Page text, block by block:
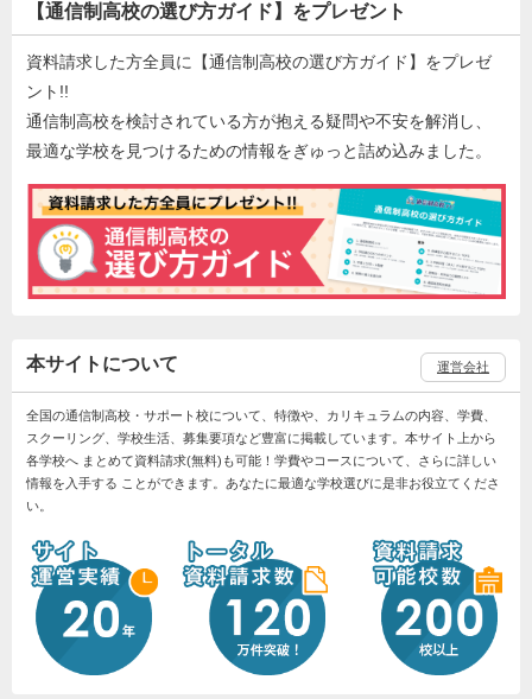
【通信制高校の選び方ガイド】をプレゼント
資料請求した方全員に【通信制高校の選び方ガイド】をプレゼ
ント!!
通信制高校を検討されている方が抱える疑問や不安を解消し、
最適な学校を見つけるための情報をぎゅっと詰め込みました。
本サイトについて 運営会社
全国の通信制高校・サポート校について、特徴や、カリキュラムの内容、学費、
スクーリング、学校生活、募集要項など豊富に掲載しています。本サイト上から
各学校へ まとめて資料請求(無料)も可能！学費やコースについて、さらに詳しい
情報を入手する ことができます。あなたに最適な学校選びに是非お役立てくださ
い。